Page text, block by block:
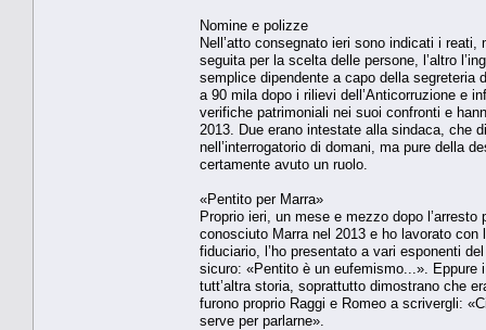
Nomine e polizze
Nell’atto consegnato ieri sono indicati i
seguita per la scelta delle persone, l’altro
semplice dipendente a capo della segreteria
a 90 mila dopo i rilievi dell’Anticorruzione e
verifiche patrimoniali nei suoi confronti e
2013. Due erano intestate alla sindaca, che
nell’interrogatorio di domani, ma pure della
certamente avuto un ruolo.
«Pentito per Marra»
Proprio ieri, un mese e mezzo dopo
conosciuto Marra nel 2013 e ho lavorato
fiduciario, l’ho presentato a vari esponenti
sicuro: «Pentito è un eufemismo...». Eppure
tutt’altra storia, soprattutto dimostrano che
furono proprio Raggi e Romeo a scrivergli:
serve per parlarne».